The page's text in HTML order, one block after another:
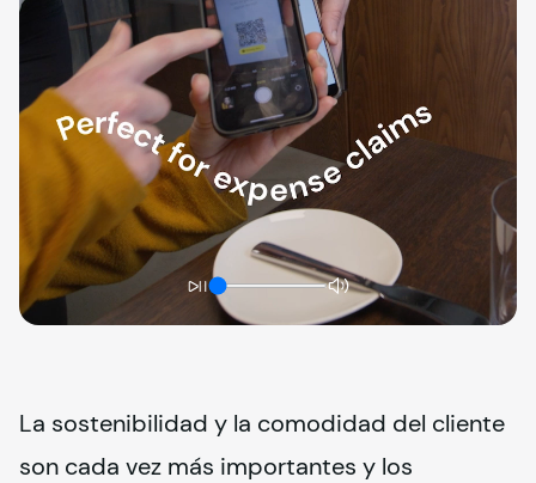
La sostenibilidad y la comodidad del cliente
son cada vez más importantes y los